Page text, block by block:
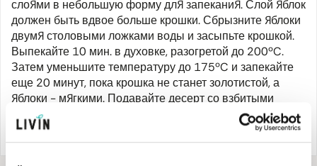
слоями в небольшую форму для запекания. Слой яблок
должен быть вдвое больше крошки. Сбрызните яблоки
двумя столовыми ложками воды и засыпьте крошкой.
Выпекайте 10 мин. в духовке, разогретой до 200ºC.
Затем уменьшите температуру до 175ºC и запекайте
еще 20 минут, пока крошка не станет золотистой, а
яблоки - мягкими. Подавайте десерт со взбитыми
сливками, ванильным мороженым или под ванильным
соусом.